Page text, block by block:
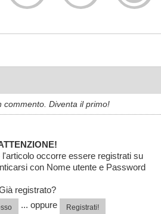
commento. Diventa il primo!
occorre essere registrati su
con Nome utente e Password
registrato?
... oppure Registrati!